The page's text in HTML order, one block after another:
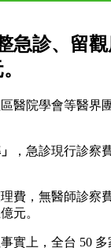
急診、留
院學會等醫
，急診現行診察
費，無醫師診
元。
實上，全台 50